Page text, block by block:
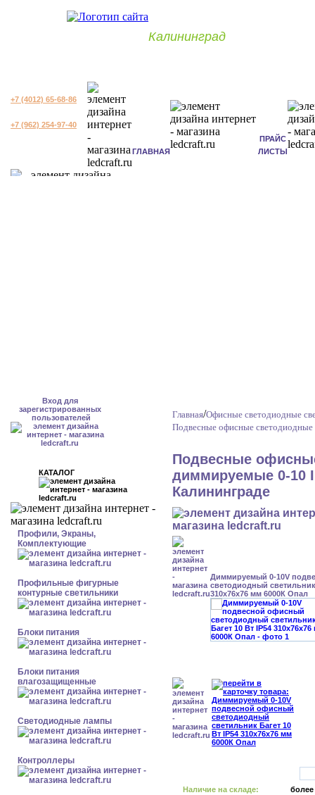
Калининград
+7 (4012) 65-68-86
+7 (962) 254-97-40
ГЛАВНАЯ
ПРАЙС
ЛИСТЫ
Вход для
зарегистрированных
пользователей
КАТАЛОГ
Профили, Экраны,
Комплектующие
Профильные фигурные
контурные светильники
Блоки питания
Блоки питания
влагозащищенные
Светодиодные лампы
Контроллеры
Главная/Офисные светодиодные
Подвесные офисные
Подвесные
диммируемые 0-10
Калининграде
Диммируемый 0-10V
светодиодный светильник
310x76x76 мм 6000К Опал
Наличие на складе: более